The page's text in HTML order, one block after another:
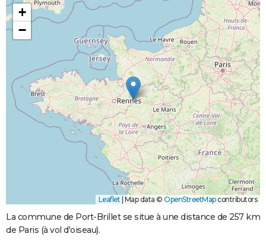
+
−
Leaflet Map data © OpenStreetMapcontributors
La commune de Port-Brillet se situe à une distance de 257 km
de Paris (à vol d'oiseau).